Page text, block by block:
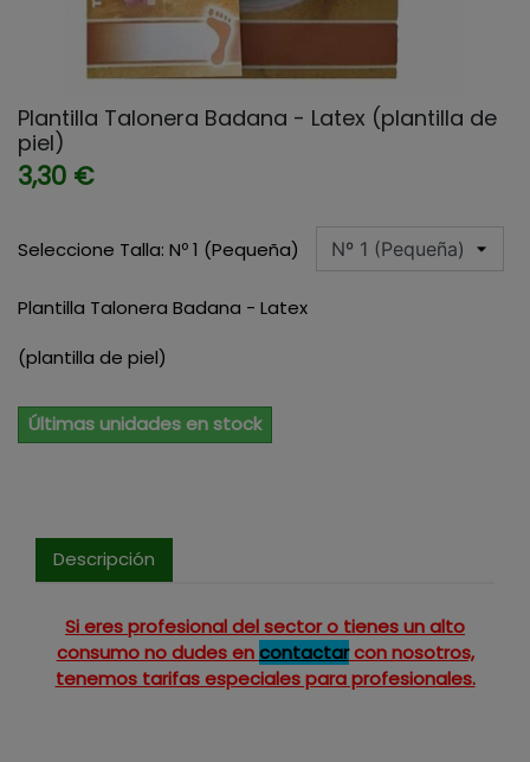
Plantilla Talonera Badana - Latex (plantilla de
piel)
3,30 €
Seleccione Talla: Nº 1 (Pequeña)
Plantilla Talonera Badana - Latex
(plantilla de piel)
Últimas unidades en stock
Descripción
Si eres profesional del sector o tienes un alto
consumo no dudes encontactarcon nosotros,
tenemos tarifas especiales para profesionales.